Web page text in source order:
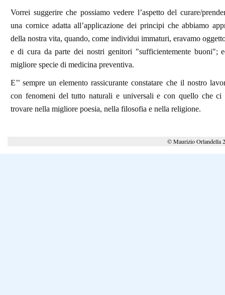
Vorrei suggerire che possiamo vedere l’aspetto del curare/
una cornice adatta all’applicazione dei principi che abbiamo
della nostra vita, quando, come individui immaturi, eravamo
e di cura da parte dei nostri genitori "sufficientemente buoni";
migliore specie di medicina preventiva.
E’’ sempre un elemento rassicurante constatare che il nostro
con fenomeni del tutto naturali e universali e con quello che ci
trovare nella migliore poesia, nella filosofia e nella religione.
© Maurizio Orlandella